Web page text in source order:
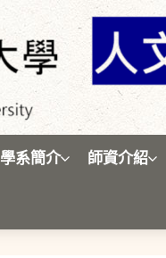
學系簡介 師資介紹